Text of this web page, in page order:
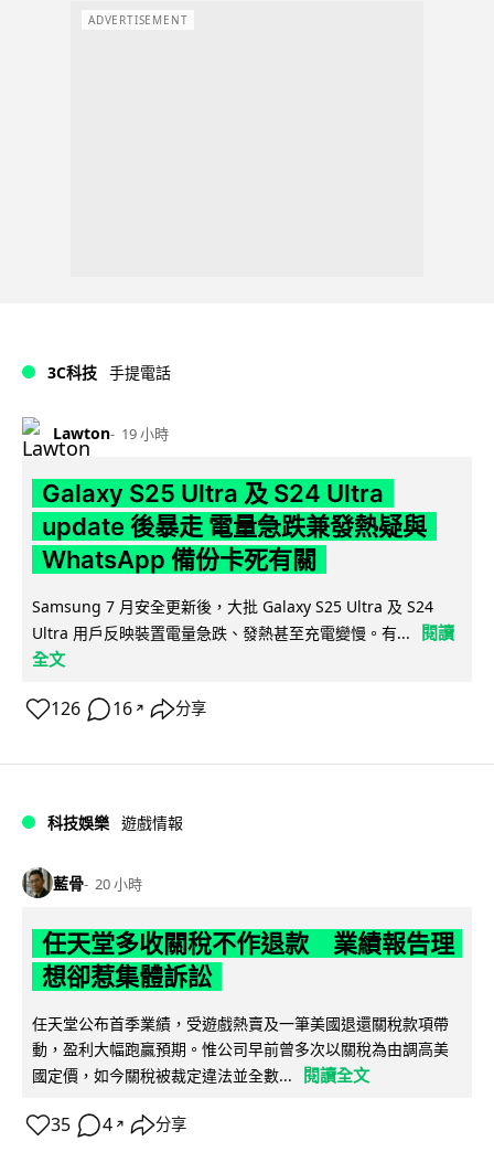
ADVERTISEMENT
3C科技 手提電話
Lawton 19 小時
Galaxy S25 Ultra 及 S24 Ultra
update 後暴走 電量急跌兼發熱疑與
WhatsApp 備份卡死有關
Samsung 7 月安全更新後，大批 Galaxy S25 Ultra 及 S24
Ultra 用戶反映裝置電量急跌、發熱甚至充電變慢。有...
閱讀
全文
126 16 ↗ 分享
科技娛樂 遊戲情報
藍骨 20 小時
任天堂多收關稅不作退款 業績報告理
想卻惹集體訴訟
任天堂公布首季業績，受遊戲熱賣及一筆美國退還關稅款項帶
動，盈利大幅跑贏預期。惟公司早前曾多次以關稅為由調高美
國定價，如今關稅被裁定違法並全數...
閱讀全文
35 4 ↗ 分享